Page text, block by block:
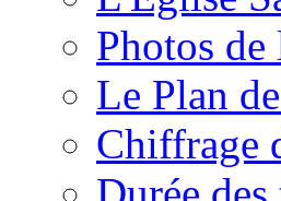
Photos
Le Plan
Chiffrage